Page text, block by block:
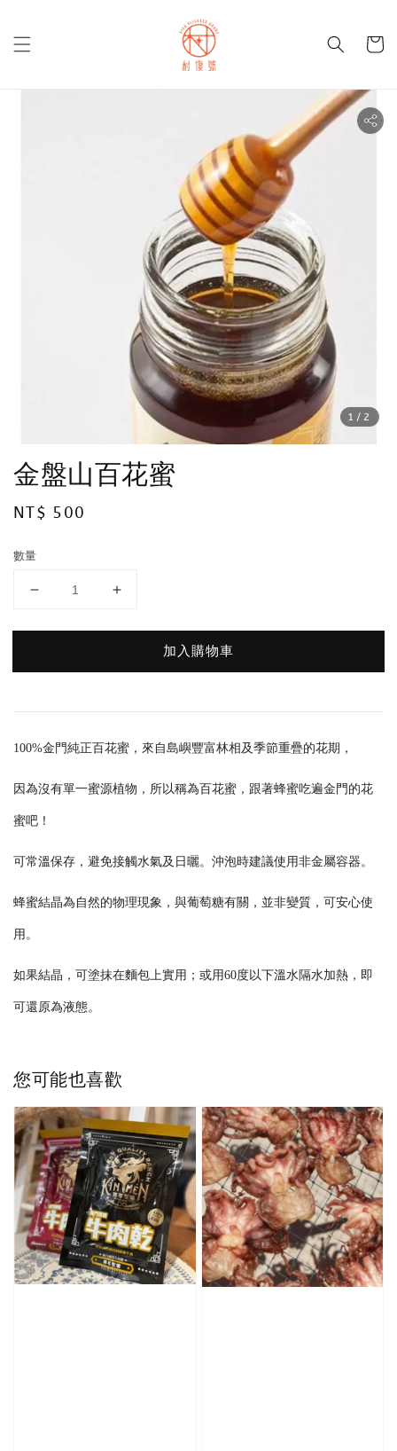
1 /2
金盤山百花蜜
Regular
NT$ 500
數量
加入購物車
100%金門純正百花蜜，來自島嶼豐富林相及季節重疊的花期，
因為沒有單一蜜源植物，所以稱為百花蜜，跟著蜂蜜吃遍金門的花
蜜吧！
可常溫保存，避免接觸水氣及日曬。沖泡時建議使用非金屬容器。
蜂蜜結晶為自然的物理現象，與葡萄糖有關，並非變質，可安心使
用。
如果結晶，可塗抹在麵包上實用；或用60度以下溫水隔水加熱，即
可還原為液態。
您可能也喜歡